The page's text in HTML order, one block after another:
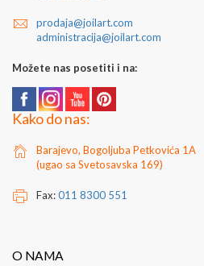
prodaja@joilart.com
administracija@joilart.com
Možete nas posetiti i na:
Kako do nas:
Barajevo, Bogoljuba Petkovića 1A
(ugao sa Svetosavska 169)
Fax:011 8300 551
O NAMA